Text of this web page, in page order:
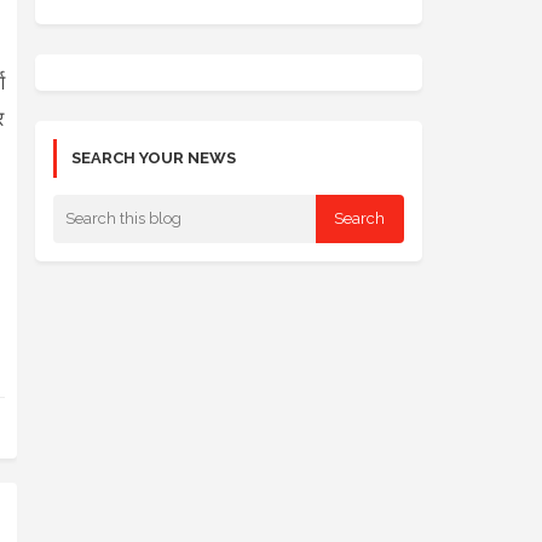
SEARCH YOUR NEWS